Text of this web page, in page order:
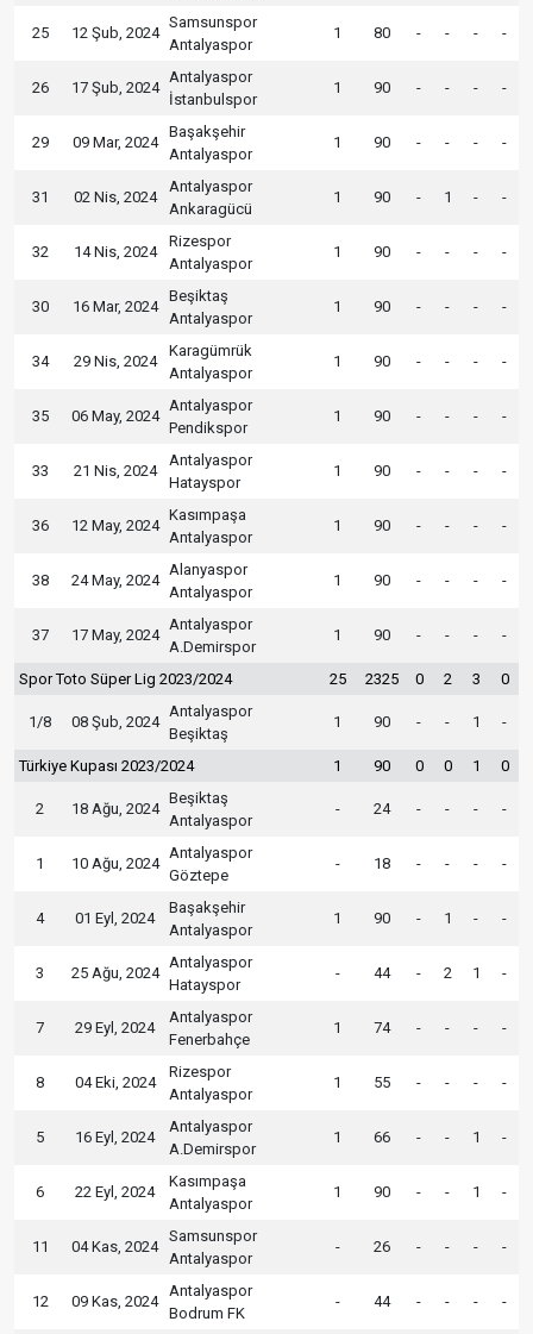
25 12 Şub, 2024
Samsunspor
Antalyaspor
1 80 - - - -
26 17 Şub, 2024
Antalyaspor
İstanbulspor
1 90 - - - -
29 09 Mar, 2024
Başakşehir
Antalyaspor
1 90 - - - -
31 02 Nis, 2024
Antalyaspor
Ankaragücü
1 90 - 1 - -
32 14 Nis, 2024
Rizespor
Antalyaspor
1 90 - - - -
30 16 Mar, 2024
Beşiktaş
Antalyaspor
1 90 - - - -
34 29 Nis, 2024
Karagümrük
Antalyaspor
1 90 - - - -
35 06 May, 2024
Antalyaspor
Pendikspor
1 90 - - - -
33 21 Nis, 2024
Antalyaspor
Hatayspor
1 90 - - - -
36 12 May, 2024
Kasımpaşa
Antalyaspor
1 90 - - - -
38 24 May, 2024
Alanyaspor
Antalyaspor
1 90 - - - -
37 17 May, 2024
Antalyaspor
A.Demirspor
1 90 - - - -
Spor Toto Süper Lig 2023/2024 25 2325 0 2 3 0
1/8 08 Şub, 2024
Antalyaspor
Beşiktaş
1 90 - - 1 -
Türkiye Kupası 2023/2024 1 90 0 0 1 0
2 18 Ağu, 2024
Beşiktaş
Antalyaspor
- 24 - - - -
1 10 Ağu, 2024
Antalyaspor
Göztepe
- 18 - - - -
4 01 Eyl, 2024
Başakşehir
Antalyaspor
1 90 - 1 - -
3 25 Ağu, 2024
Antalyaspor
Hatayspor
- 44 - 2 1 -
7 29 Eyl, 2024
Antalyaspor
Fenerbahçe
1 74 - - - -
8 04 Eki, 2024
Rizespor
Antalyaspor
1 55 - - - -
5 16 Eyl, 2024
Antalyaspor
A.Demirspor
1 66 - - 1 -
6 22 Eyl, 2024
Kasımpaşa
Antalyaspor
1 90 - - 1 -
11 04 Kas, 2024
Samsunspor
Antalyaspor
- 26 - - - -
12 09 Kas, 2024
Antalyaspor
Bodrum FK
- 44 - - - -